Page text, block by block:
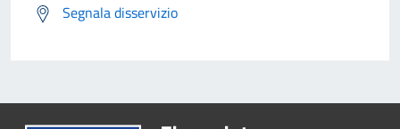
Segnala disservizio